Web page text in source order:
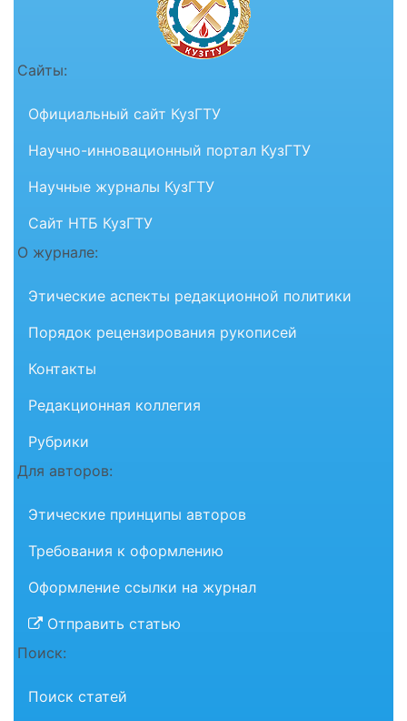
Сайты:
Официальный сайт КузГТУ
Научно-инновационный портал КузГТУ
Научные журналы КузГТУ
Сайт НТБ КузГТУ
О журнале:
Этические аспекты редакционной политики
Порядок рецензирования рукописей
Контакты
Редакционная коллегия
Рубрики
Для авторов:
Этические принципы авторов
Требования к оформлению
Оформление ссылки на журнал
Отправить статью
Поиск:
Поиск статей